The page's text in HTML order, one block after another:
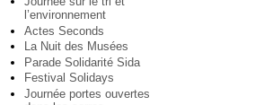
l’environnement
Actes Seconds
La Nuit des Musées
Parade Solidarité Sida
Festival Solidays
Journée portes ouvertes